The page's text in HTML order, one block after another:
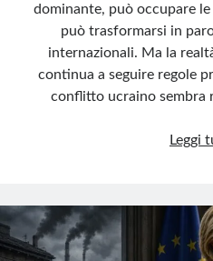
dominante, può occupare
può trasformarsi in
internazionali. Ma la
continua a seguire regole
conflitto ucraino sembra
Leggi